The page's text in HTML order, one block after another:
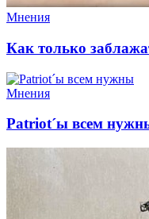
Мнения
Как только
Мнения
Patriot´ы всем